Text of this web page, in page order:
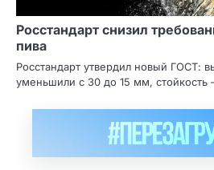
Росстандарт снизил
пива
Росстандарт утвердил новый ГОСТ:
уменьшили с 30 до 15 мм, стойкость